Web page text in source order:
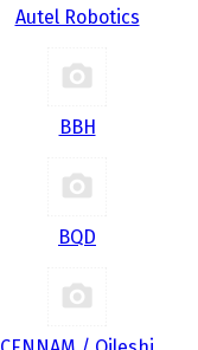
Autel Robotics
BBH
BQD